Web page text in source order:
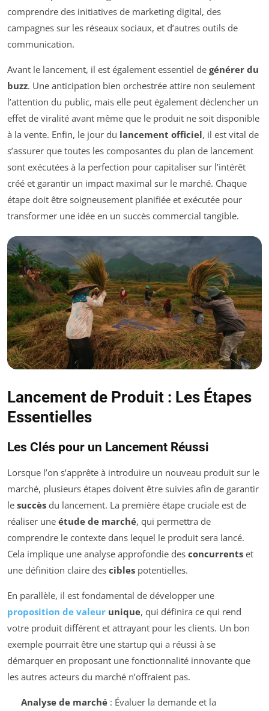
comprendre des initiatives de marketing digital, des
campagnes sur les réseaux sociaux, et d’autres outils de
communication.
Avant le lancement, il est également essentiel de générer du
buzz. Une anticipation bien orchestrée attire non seulement
l’attention du public, mais elle peut également déclencher un
effet de viralité avant même que le produit ne soit disponible
à la vente. Enfin, le jour du lancement officiel, il est vital de
s’assurer que toutes les composantes du plan de lancement
sont exécutées à la perfection pour capitaliser sur l’intérêt
créé et garantir un impact maximal sur le marché. Chaque
étape doit être soigneusement planifiée et exécutée pour
transformer une idée en un succès commercial tangible.
Lancement de Produit : Les Étapes
Essentielles
Les Clés pour un Lancement Réussi
Lorsque l’on s’apprête à introduire un nouveau produit sur le
marché, plusieurs étapes doivent être suivies afin de garantir
le succès du lancement. La première étape cruciale est de
réaliser une étude de marché, qui permettra de
comprendre le contexte dans lequel le produit sera lancé.
Cela implique une analyse approfondie des concurrents et
une définition claire des cibles potentielles.
En parallèle, il est fondamental de développer une
proposition de valeur unique, qui définira ce qui rend
votre produit différent et attrayant pour les clients. Un bon
exemple pourrait être une startup qui a réussi à se
démarquer en proposant une fonctionnalité innovante que
les autres acteurs du marché n’offraient pas.
Analyse de marché: Évaluer la demande et la